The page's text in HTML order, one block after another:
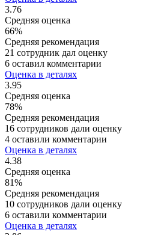
3.76
Средняя оценка
66%
Средняя рекомендация
21 сотрудник дал оценку
6 оставил комментарии
Оценка в деталях
3.95
Средняя оценка
78%
Средняя рекомендация
16 сотрудников дали оценку
4 оставили комментарии
Оценка в деталях
4.38
Средняя оценка
81%
Средняя рекомендация
10 сотрудников дали оценку
6 оставили комментарии
Оценка в деталях